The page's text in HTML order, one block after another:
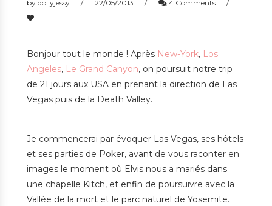
by dollyjessy 22/05/2013 4 Comments
Bonjour tout le monde ! Après New-York, Los
Angeles, Le Grand Canyon, on poursuit notre trip
de 21 jours aux USA en prenant la direction de Las
Vegas puis de la Death Valley.
Je commencerai par évoquer Las Vegas, ses hôtels
et ses parties de Poker, avant de vous raconter en
images le moment où Elvis nous a mariés dans
une chapelle Kitch, et enfin de poursuivre avec la
Vallée de la mort et le parc naturel de Yosemite.